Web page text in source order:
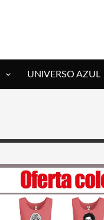
UNIVERSO AZUL